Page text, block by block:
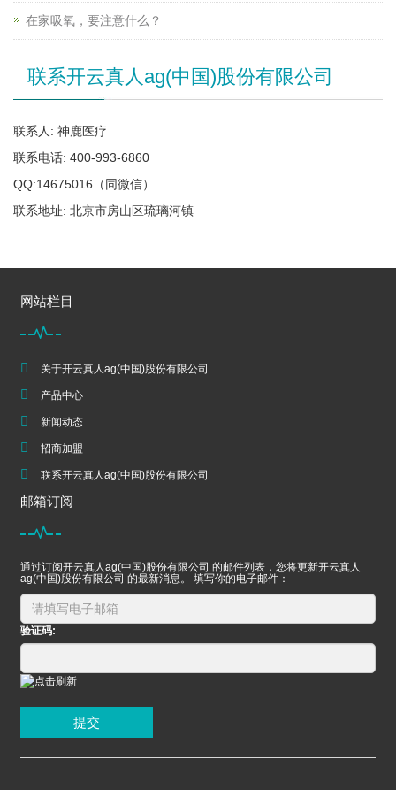
在家吸氧，要注意什么？
联系开云真人ag(中国)股份有限公司
联系人: 神鹿医疗
联系电话: 400-993-6860
QQ:14675016（同微信）
联系地址: 北京市房山区琉璃河镇
网站栏目
关于开云真人ag(中国)股份有限公司
产品中心
新闻动态
招商加盟
联系开云真人ag(中国)股份有限公司
邮箱订阅
通过订阅开云真人ag(中国)股份有限公司 的邮件列表，您将更新开云真人
ag(中国)股份有限公司 的最新消息。 填写你的电子邮件：
验证码:
提交